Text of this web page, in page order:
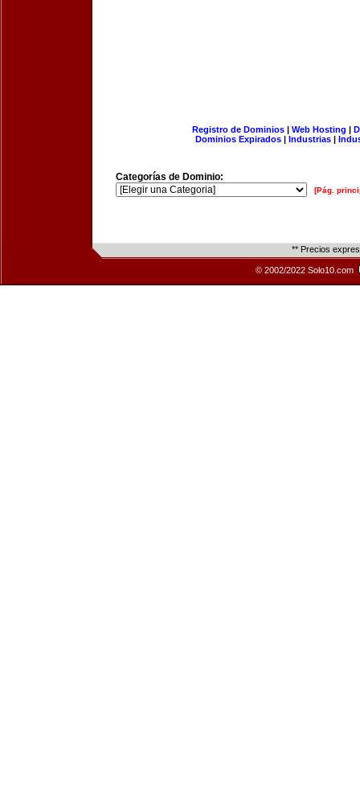
Registro de Dominios| Web Hosting |
Dominios Expirados | Industrias |
Categorías de Dominio:
[Pág.
** Precios
© 2002/2022 Solo10.com